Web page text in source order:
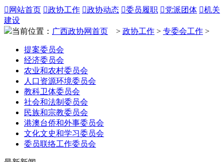
 网站首页 政协工作 政协动态 委员履职 党派团体 机关
建设
当前位置： 广西政协网首页 > 政协工作 > 专委会工作 >
提案委员会
经济委员会
农业和农村委员会
人口资源环境委员会
教科卫体委员会
社会和法制委员会
民族和宗教委员会
港澳台侨和外事委员会
文化文史和学习委员会
委员联络工作委员会